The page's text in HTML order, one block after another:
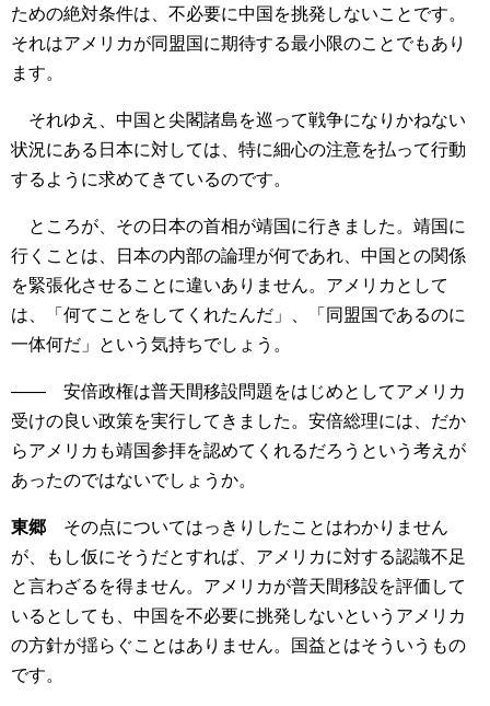
ための絶対条件は、不必要に中国を挑発しないことです。
それはアメリカが同盟国に期待する最小限のことでもあり
ます。
それゆえ、中国と尖閣諸島を巡って戦争になりかねない
状況にある日本に対しては、特に細心の注意を払って行動
するように求めてきているのです。
ところが、その日本の首相が靖国に行きました。靖国に
行くことは、日本の内部の論理が何であれ、中国との関係
を緊張化させることに違いありません。アメリカとして
は、「何てことをしてくれたんだ」、「同盟国であるのに
一体何だ」という気持ちでしょう。
―― 安倍政権は普天間移設問題をはじめとしてアメリカ
受けの良い政策を実行してきました。安倍総理には、だか
らアメリカも靖国参拝を認めてくれるだろうという考えが
あったのではないでしょうか。
東郷 その点についてはっきりしたことはわかりません
が、もし仮にそうだとすれば、アメリカに対する認識不足
と言わざるを得ません。アメリカが普天間移設を評価して
いるとしても、中国を不必要に挑発しないというアメリカ
の方針が揺らぐことはありません。国益とはそういうもの
です。